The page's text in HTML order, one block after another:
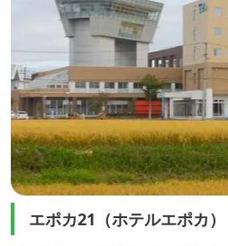
エポカ21（ホテルエポカ）